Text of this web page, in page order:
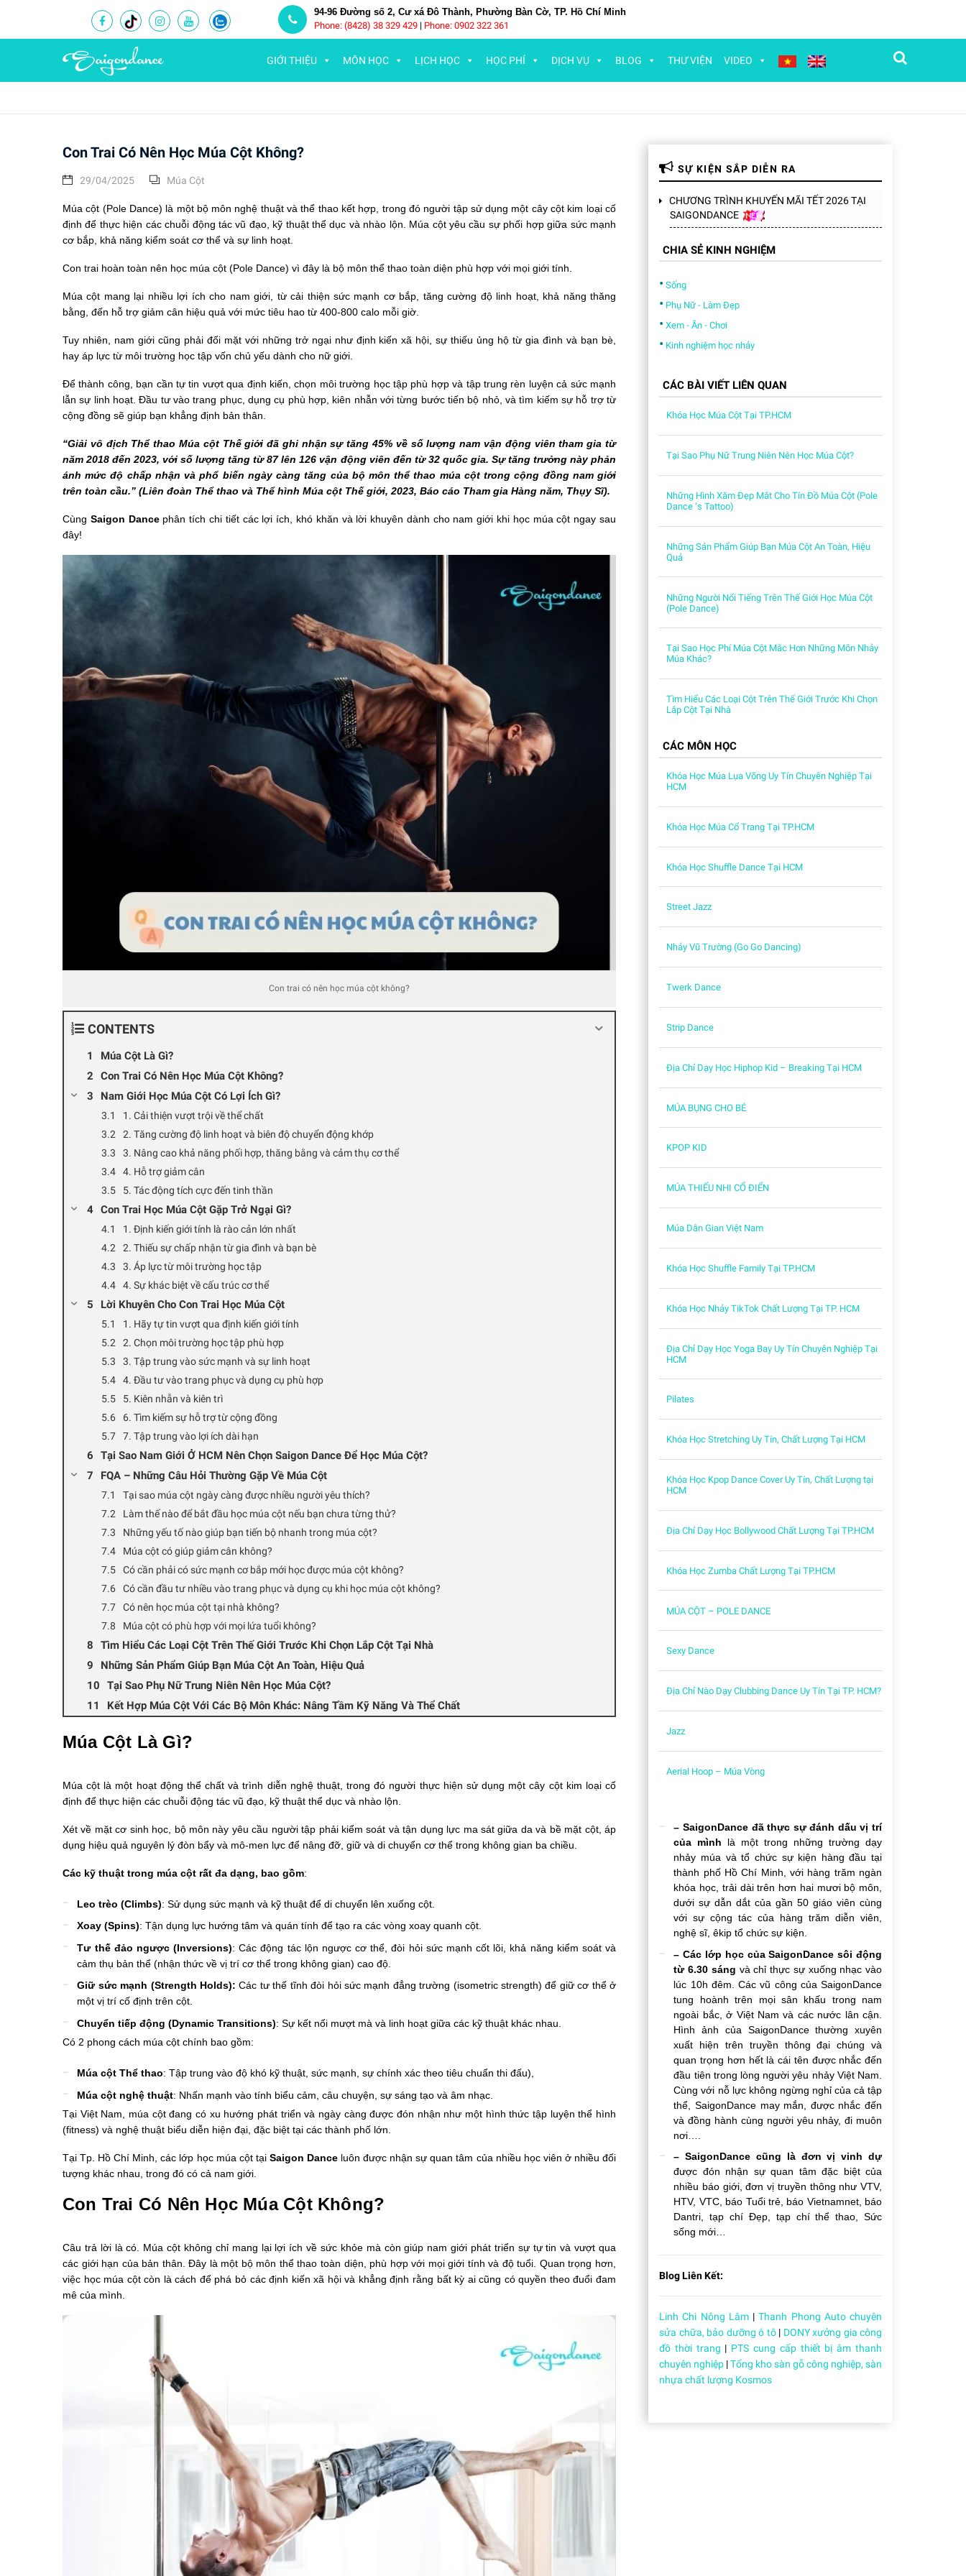
94-96 Đường số 2, Cư xá Đô Thành, Phường Bàn Cờ, TP. Hồ Chí Minh
Phone: (8428) 38 329 429 | Phone: 0902 322 361
GIỚI THIỆU MÔN HỌC LỊCH HỌC HỌC PHÍ DỊCH VỤ BLOG THƯ VIỆN VIDEO
Con Trai Có Nên Học Múa Cột Không?
29/04/2025 Múa Cột
Múa cột (Pole Dance) là một bộ môn nghệ thuật và thể thao kết hợp, trong đó người tập sử dụng một cây cột kim loại cố
định để thực hiện các chuỗi động tác vũ đạo, kỹ thuật thể dục và nhào lộn. Múa cột yêu cầu sự phối hợp giữa sức mạnh
cơ bắp, khả năng kiểm soát cơ thể và sự linh hoạt.
Con trai hoàn toàn nên học múa cột (Pole Dance) vì đây là bộ môn thể thao toàn diện phù hợp với mọi giới tính.
Múa cột mang lại nhiều lợi ích cho nam giới, từ cải thiện sức mạnh cơ bắp, tăng cường độ linh hoạt, khả năng thăng
bằng, đến hỗ trợ giảm cân hiệu quả với mức tiêu hao từ 400-800 calo mỗi giờ.
Tuy nhiên, nam giới cũng phải đối mặt với những trở ngại như định kiến xã hội, sự thiếu ủng hộ từ gia đình và bạn bè,
hay áp lực từ môi trường học tập vốn chủ yếu dành cho nữ giới.
Để thành công, bạn cần tự tin vượt qua định kiến, chọn môi trường học tập phù hợp và tập trung rèn luyện cả sức mạnh
lẫn sự linh hoạt. Đầu tư vào trang phục, dụng cụ phù hợp, kiên nhẫn với từng bước tiến bộ nhỏ, và tìm kiếm sự hỗ trợ từ
cộng đồng sẽ giúp bạn khẳng định bản thân.
“Giải vô địch Thể thao Múa cột Thế giới đã ghi nhận sự tăng 45% về số lượng nam vận động viên tham gia từ
năm 2018 đến 2023, với số lượng tăng từ 87 lên 126 vận động viên đến từ 32 quốc gia. Sự tăng trưởng này phản
ánh mức độ chấp nhận và phổ biến ngày càng tăng của bộ môn thể thao múa cột trong cộng đồng nam giới
trên toàn cầu.” (Liên đoàn Thể thao và Thể hình Múa cột Thế giới, 2023, Báo cáo Tham gia Hàng năm, Thụy Sĩ).
Cùng Saigon Dancephân tích chi tiết các lợi ích, khó khăn và lời khuyên dành cho nam giới khi học múa cột ngay sau
đây!
Con trai có nên học múa cột không?
CONTENTS
Múa Cột Là Gì?
Con Trai Có Nên Học Múa Cột Không?
Nam Giới Học Múa Cột Có Lợi Ích Gì?
1. Cải thiện vượt trội về thể chất
2. Tăng cường độ linh hoạt và biên độ chuyển động khớp
3. Nâng cao khả năng phối hợp, thăng bằng và cảm thụ cơ thể
4. Hỗ trợ giảm cân
5. Tác động tích cực đến tinh thần
Con Trai Học Múa Cột Gặp Trở Ngại Gì?
1. Định kiến giới tính là rào cản lớn nhất
2. Thiếu sự chấp nhận từ gia đình và bạn bè
3. Áp lực từ môi trường học tập
4. Sự khác biệt về cấu trúc cơ thể
Lời Khuyên Cho Con Trai Học Múa Cột
1. Hãy tự tin vượt qua định kiến giới tính
2. Chọn môi trường học tập phù hợp
3. Tập trung vào sức mạnh và sự linh hoạt
4. Đầu tư vào trang phục và dụng cụ phù hợp
5. Kiên nhẫn và kiên trì
6. Tìm kiếm sự hỗ trợ từ cộng đồng
7. Tập trung vào lợi ích dài hạn
Tại Sao Nam Giới Ở HCM Nên Chọn Saigon Dance Để Học Múa Cột?
FQA – Những Câu Hỏi Thường Gặp Về Múa Cột
Tại sao múa cột ngày càng được nhiều người yêu thích?
Làm thế nào để bắt đầu học múa cột nếu bạn chưa từng thử?
Những yếu tố nào giúp bạn tiến bộ nhanh trong múa cột?
Múa cột có giúp giảm cân không?
Có cần phải có sức mạnh cơ bắp mới học được múa cột không?
Có cần đầu tư nhiều vào trang phục và dụng cụ khi học múa cột không?
Có nên học múa cột tại nhà không?
Múa cột có phù hợp với mọi lứa tuổi không?
Tìm Hiểu Các Loại Cột Trên Thế Giới Trước Khi Chọn Lắp Cột Tại Nhà
Những Sản Phẩm Giúp Bạn Múa Cột An Toàn, Hiệu Quả
Tại Sao Phụ Nữ Trung Niên Nên Học Múa Cột?
Kết Hợp Múa Cột Với Các Bộ Môn Khác: Nâng Tầm Kỹ Năng Và Thể Chất
Múa Cột Là Gì?
Múa cột là một hoạt động thể chất và trình diễn nghệ thuật, trong đó người thực hiện sử dụng một cây cột kim loại cố
định để thực hiện các chuỗi động tác vũ đạo, kỹ thuật thể dục và nhào lộn.
Xét về mặt cơ sinh học, bộ môn này yêu cầu người tập phải kiểm soát và tận dụng lực ma sát giữa da và bề mặt cột, áp
dụng hiệu quả nguyên lý đòn bẩy và mô-men lực để nâng đỡ, giữ và di chuyển cơ thể trong không gian ba chiều.
Các kỹ thuật trong múa cột rất đa dạng, bao gồm:
Leo trèo (Climbs): Sử dụng sức mạnh và kỹ thuật để di chuyển lên xuống cột.
Xoay (Spins): Tận dụng lực hướng tâm và quán tính để tạo ra các vòng xoay quanh cột.
Tư thế đảo ngược (Inversions): Các động tác lộn ngược cơ thể, đòi hỏi sức mạnh cốt lõi, khả năng kiểm soát và
cảm thụ bản thể (nhận thức về vị trí cơ thể trong không gian) cao độ.
Giữ sức mạnh (Strength Holds):Các tư thế tĩnh đòi hỏi sức mạnh đẳng trường (isometric strength) để giữ cơ thể ở
một vị trí cố định trên cột.
Chuyển tiếp động (Dynamic Transitions): Sự kết nối mượt mà và linh hoạt giữa các kỹ thuật khác nhau.
Có 2 phong cách múa cột chính bao gồm:
Múa cột Thể thao: Tập trung vào độ khó kỹ thuật, sức mạnh, sự chính xác theo tiêu chuẩn thi đấu),
Múa cột nghệ thuật: Nhấn mạnh vào tính biểu cảm, câu chuyện, sự sáng tạo và âm nhạc.
Tại Việt Nam, múa cột đang có xu hướng phát triển và ngày càng được đón nhận như một hình thức tập luyện thể hình
(fitness) và nghệ thuật biểu diễn hiện đại, đặc biệt tại các thành phố lớn.
Tại Tp. Hồ Chí Minh, các lớp học múa cột tại Saigon Danceluôn được nhận sự quan tâm của nhiều học viên ở nhiều đối
tượng khác nhau, trong đó có cả nam giới.
Con Trai Có Nên Học Múa Cột Không?
Câu trả lời là có. Múa cột không chỉ mang lại lợi ích về sức khỏe mà còn giúp nam giới phát triển sự tự tin và vượt qua
các giới hạn của bản thân. Đây là một bộ môn thể thao toàn diện, phù hợp với mọi giới tính và độ tuổi. Quan trọng hơn,
việc học múa cột còn là cách để phá bỏ các định kiến xã hội và khẳng định rằng bất kỳ ai cũng có quyền theo đuổi đam
mê của mình.
SỰ KIỆN SẮP DIỄN RA
CHƯƠNG TRÌNH KHUYẾN MÃI TẾT 2026 TẠI
SAIGONDANCE
CHIA SẺ KINH NGHIỆM
• Sống
• Phụ Nữ - Làm Đẹp
• Xem - Ăn - Chơi
• Kinh nghiệm học nhảy
CÁC BÀI VIẾT LIÊN QUAN
Khóa Học Múa Cột Tại TP.HCM
Tại Sao Phụ Nữ Trung Niên Nên Học Múa Cột?
Những Hình Xăm Đẹp Mắt Cho Tín Đồ Múa Cột (Pole
Dance ‘s Tattoo)
Những Sản Phẩm Giúp Bạn Múa Cột An Toàn, Hiệu
Quả
Những Người Nổi Tiếng Trên Thế Giới Học Múa Cột
(Pole Dance)
Tại Sao Học Phí Múa Cột Mắc Hơn Những Môn Nhảy
Múa Khác?
Tìm Hiểu Các Loại Cột Trên Thế Giới Trước Khi Chọn
Lắp Cột Tại Nhà
CÁC MÔN HỌC
Khóa Học Múa Lụa Võng Uy Tín Chuyên Nghiệp Tại
HCM
Khóa Học Múa Cổ Trang Tại TP.HCM
Khóa Học Shuffle Dance Tại HCM
Street Jazz
Nhảy Vũ Trường (Go Go Dancing)
Twerk Dance
Strip Dance
Địa Chỉ Dạy Học Hiphop Kid – Breaking Tại HCM
MÚA BỤNG CHO BÉ
KPOP KID
MÚA THIẾU NHI CỔ ĐIỂN
Múa Dân Gian Việt Nam
Khóa Học Shuffle Family Tại TP.HCM
Khóa Học Nhảy TikTok Chất Lượng Tại TP. HCM
Địa Chỉ Dạy Học Yoga Bay Uy Tín Chuyên Nghiệp Tại
HCM
Pilates
Khóa Học Stretching Uy Tín, Chất Lượng Tại HCM
Khóa Học Kpop Dance Cover Uy Tín, Chất Lượng tại
HCM
Địa Chỉ Dạy Học Bollywood Chất Lượng Tại TP.HCM
Khóa Học Zumba Chất Lượng Tại TP.HCM
MÚA CỘT – POLE DANCE
Sexy Dance
Địa Chỉ Nào Dạy Clubbing Dance Uy Tín Tại TP. HCM?
Jazz
Aerial Hoop – Múa Vòng
– SaigonDance đã thực sự đánh dấu vị trí
của mình là một trong những trường dạy
nhảy múa và tổ chức sự kiện hàng đầu tại
thành phố Hồ Chí Minh, với hàng trăm ngàn
khóa học, trải dài trên hơn hai mươi bộ môn,
dưới sự dẫn dắt của gần 50 giáo viên cùng
với sự cộng tác của hàng trăm diễn viên,
nghệ sĩ, êkip tổ chức sự kiện.
– Các lớp học của SaigonDance sôi động
từ 6.30 sáng và chỉ thực sự xuống nhạc vào
lúc 10h đêm. Các vũ công của SaigonDance
tung hoành trên mọi sân khấu trong nam
ngoài bắc, ở Việt Nam và các nước lân cận.
Hình ảnh của SaigonDance thường xuyên
xuất hiện trên truyền thông đại chúng và
quan trọng hơn hết là cái tên được nhắc đến
đầu tiên trong lòng người yêu nhảy Việt Nam.
Cùng với nỗ lực không ngừng nghỉ của cả tập
thể, SaigonDance may mắn, được nhắc đến
và đồng hành cùng người yêu nhảy, đi muôn
nơi….
– SaigonDance cũng là đơn vị vinh dự
được đón nhận sự quan tâm đặc biệt của
nhiều báo giới, đơn vị truyền thông như VTV,
HTV, VTC, báo Tuổi trẻ, báo Vietnamnet, báo
Dantri, tạp chí Đẹp, tạp chí thể thao, Sức
sống mới…
Blog Liên Kết:
Linh Chi Nông Lâm|Thanh Phong Auto chuyên
sửa chữa, bảo dưỡng ô tô| DONY xưởng gia công
đồ thời trang | PTS cung cấp thiết bị âm thanh
chuyên nghiệp |Tổng kho sàn gỗ công nghiệp, sàn
nhựa chất lượng Kosmos